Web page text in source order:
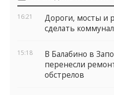
виджеты
16:21
Дороги, мосты и
сделать
15:18
В Балабино в
перенесли
обстрелов